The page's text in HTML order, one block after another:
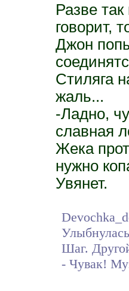
Разве
говорит,
Джон
Стиляга
жаль...
-Ладно,
славная
Жека
нужно
Увянет.
Шаг.
- Чувак!